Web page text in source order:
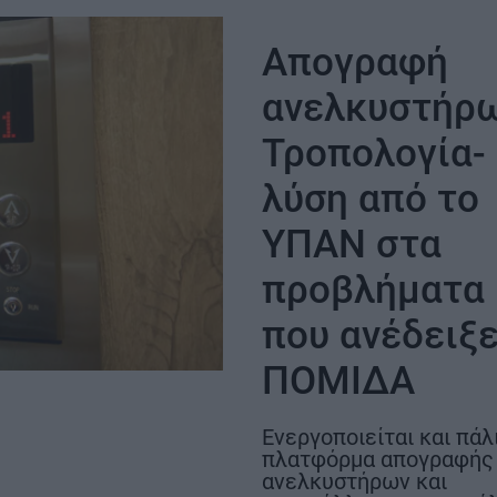
Απογραφή
Τροπολογία-
λύση από το
ΥΠΑΝ στα
προβλήματα
που
ΠΟΜΙΔΑ
Ενεργοποιείται και
πλατφόρμα απογραφής
ανελκυστήρων και